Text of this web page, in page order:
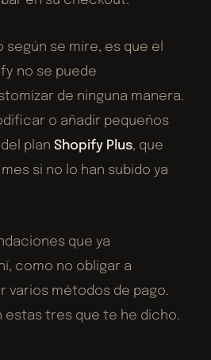
según se mire, es que el
no se puede
de ninguna manera.
o añadir pequeños
planShopify Plus, que
si no lo han subido ya
que ya
como no obligar a
varios métodos de pago.
estas tres que te he dicho.